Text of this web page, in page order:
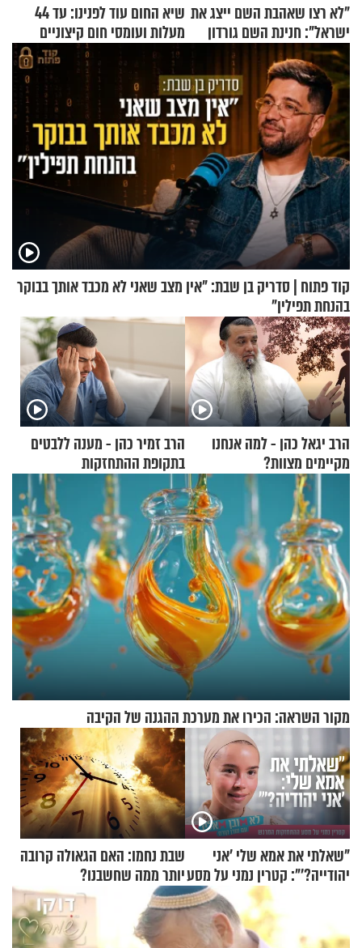
"לא רצו שאהבת השם ייצג את
ישראל": חנינת השם גורדון
בריאיון מעורר השראה
שיא החום עוד לפנינו: עד 44
מעלות ועומסי חום קיצוניים
קוד פתוח | סדריק בן שבת: "אין מצב שאני לא מכבד אותך בבוקר
בהנחת תפילין"
הרב יגאל כהן - למה אנחנו
מקיימים מצוות?
הרב זמיר כהן - מענה ללבטים
בתקופת ההתחזקות
מקור השראה: הכירו את מערכת ההגנה של הקיבה
"שאלתי את אמא שלי 'אני
יהודייה?'": קטרין נמני על מסע
ההתחזקות המרגש
שבת נחמו: האם הגאולה קרובה
יותר ממה שחשבנו?